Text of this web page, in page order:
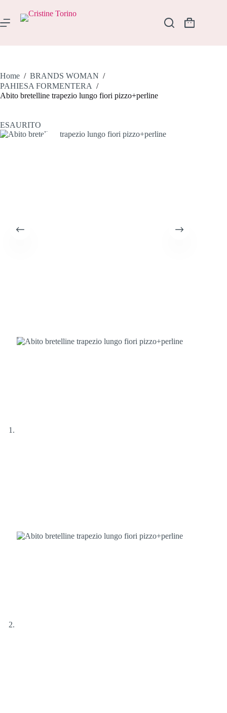
contenuto
Carrello
Home / BRANDS WOMAN /
PAHIESA FORMENTERA /
Abito bretelline trapezio lungo fiori pizzo+perline
ESAURITO